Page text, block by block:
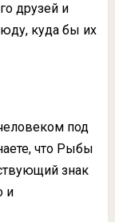
друзей и
куда бы их
под
что Рыбы
знак
и